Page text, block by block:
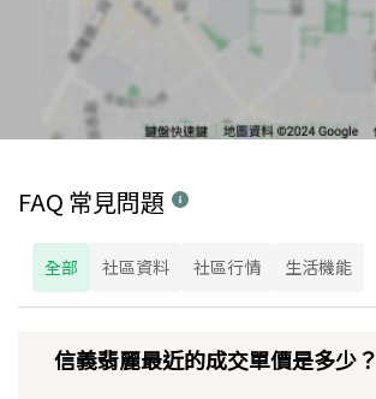
FAQ 常見問題
全部 社區資料 社區行情 生活機能
信義翡麗最近的成交單價是多少？